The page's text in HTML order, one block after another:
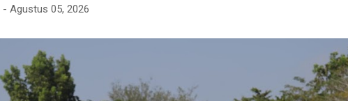
- Agustus 05, 2026